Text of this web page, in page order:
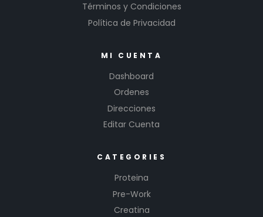
Términos y Condiciones
Política de Privacidad
MI CUENTA
Dashboard
Ordenes
Direcciones
Editar Cuenta
CATEGORIES
Proteina
Pre-Work
Creatina